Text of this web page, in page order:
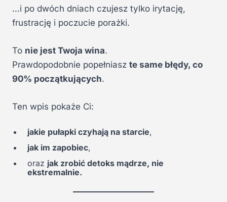
…i po dwóch dniach czujesz tylko irytację,
frustrację i poczucie porażki.
To nie jest Twoja wina.
Prawdopodobnie popełniasz te same błędy, co
90% początkujących.
Ten wpis pokaże Ci:
jakie pułapki czyhają na starcie,
jak im zapobiec,
oraz jak zrobić detoks mądrze, nie
ekstremalnie.